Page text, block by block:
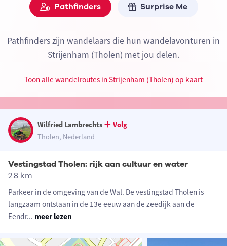
Pathfinders Surprise Me
Pathfinders zijn wandelaars die hun wandelavonturen in
Strijenham (Tholen) met jou delen.
Toon alle wandelroutes in Strijenham (Tholen) op kaart
Wilfried Lambrechts
Volg
Tholen, Nederland
Vestingstad Tholen: rijk aan cultuur en water
2.8 km
Parkeer in de omgeving van de Wal. De vestingstad Tholen is
langzaam ontstaan in de 13e eeuw aan de zeedijk aan de
Eendr... meer lezen